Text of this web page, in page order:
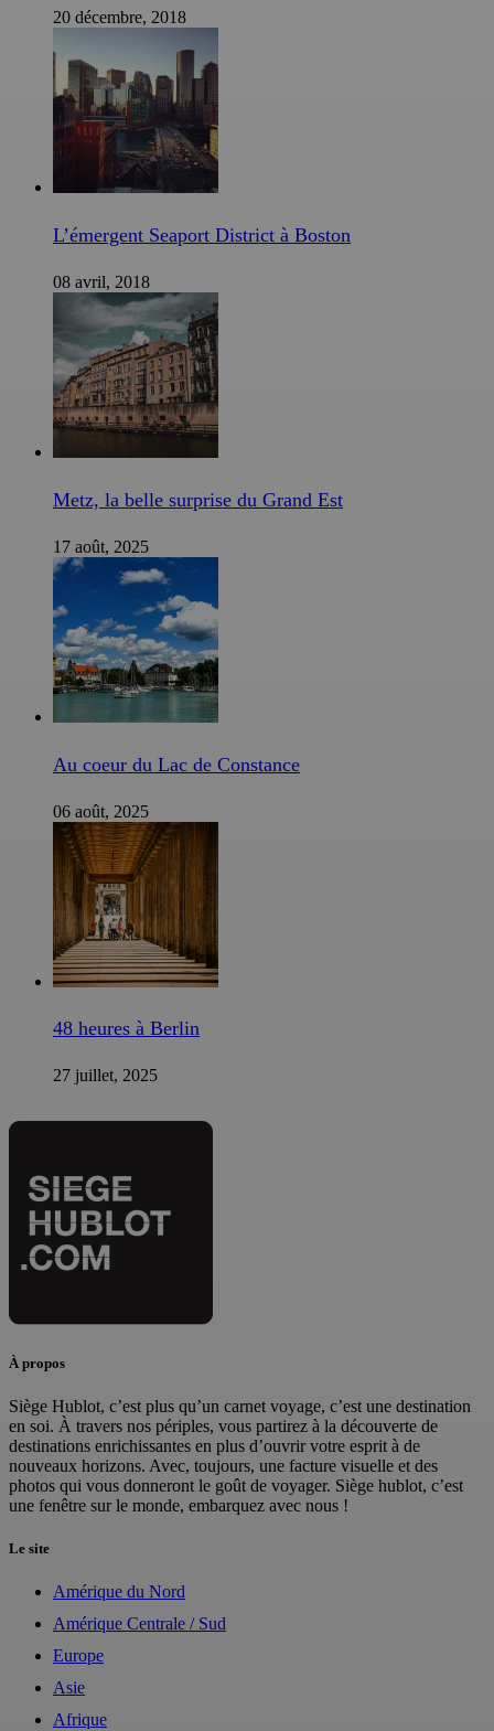
20 décembre, 2018
L’émergent Seaport District à Boston
08 avril, 2018
Metz, la belle surprise du Grand Est
17 août, 2025
Au coeur du Lac de Constance
06 août, 2025
48 heures à Berlin
27 juillet, 2025
À propos
Siège Hublot, c’est plus qu’un carnet voyage, c’est une destination
en soi. À travers nos périples, vous partirez à la découverte de
destinations enrichissantes en plus d’ouvrir votre esprit à de
nouveaux horizons. Avec, toujours, une facture visuelle et des
photos qui vous donneront le goût de voyager. Siège hublot, c’est
une fenêtre sur le monde, embarquez avec nous !
Le site
Amérique du Nord
Amérique Centrale / Sud
Europe
Asie
Afrique